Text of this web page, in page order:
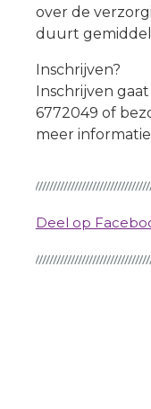
over de
duurt
Inschrijven?
Inschrijven
6772049 of
meer
Deel op